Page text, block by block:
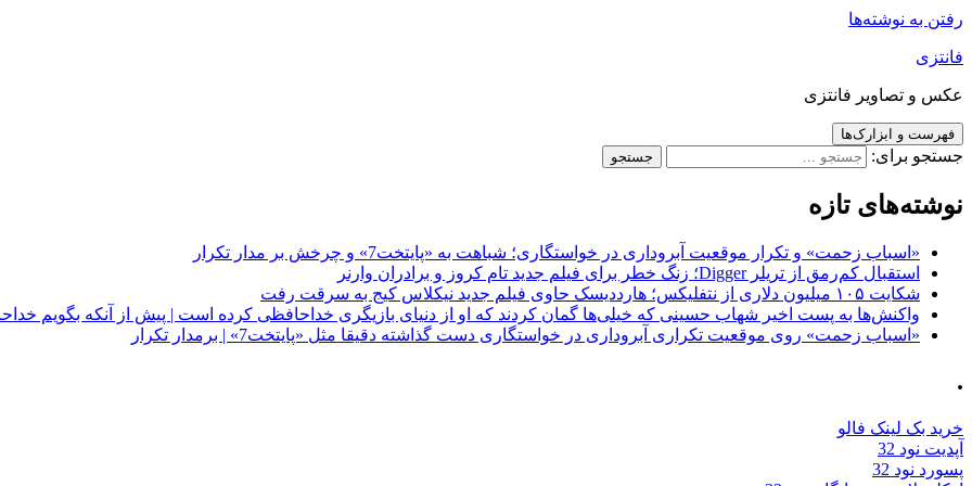
رفتن به نوشته‌ها
فانتزی
عکس و تصاویر فانتزی
فهرست و ابزارک‌ها
جستجو برای:
نوشته‌های تازه
«اسباب زحمت» و تکرار موقعیت آبروداری در خواستگاری؛ شباهت به «پایتخت7» و چرخش بر مدار تکرار
استقبال کم‌رمق از تریلر Digger؛ زنگ خطر برای فیلم جدید تام کروز و برادران وارنر
شکایت ۱۰۵ میلیون دلاری از نتفلیکس؛ هارددیسک حاوی فیلم جدید نیکلاس کیج به سرقت رفت
واکنش‌ها به پست اخیر شهاب حسینی که خیلی‌ها گمان کردند که او از دنیای بازیگری خداحافظی کرده است | پیش از آنکه بگویم
«اسباب زحمت» روی موقعیت تکراری آبروداری در خواستگاری دست گذاشته دقیقا مثل «پایتخت7» | برمدار تکرار
.
خرید بک لینک فالو
آپدیت نود 32
پسورد نود 32